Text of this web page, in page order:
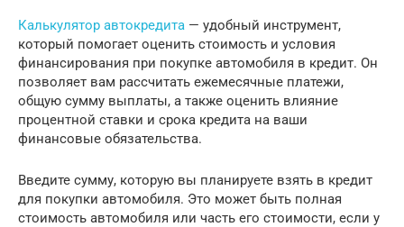
Калькулятор автокредита — удобный инструмент,
который помогает оценить стоимость и условия
финансирования при покупке автомобиля в кредит. Он
позволяет вам рассчитать ежемесячные платежи,
общую сумму выплаты, а также оценить влияние
процентной ставки и срока кредита на ваши
финансовые обязательства.
Введите сумму, которую вы планируете взять в кредит
для покупки автомобиля. Это может быть полная
стоимость автомобиля или часть его стоимости, если у